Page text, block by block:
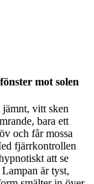
mot solen
vitt sken
bara ett
och får mossa
fjärrkontrollen
att se
är tyst,